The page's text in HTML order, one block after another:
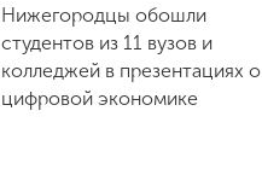
Нижегородцы обошли
студентов из 11 вузов и
колледжей в презентациях о
цифровой экономике